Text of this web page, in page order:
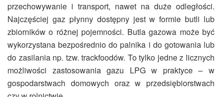
przechowywanie i transport, nawet na duże odległości.
Najczęściej gaz płynny dostępny jest w formie butli lub
zbiorników o różnej pojemności. Butla gazowa może być
wykorzystana bezpośrednio do palnika i do gotowania lub
do zasilania np. tzw. trackfoodów. To tylko jedne z licznych
możliwości zastosowania gazu LPG w praktyce – w
gospodarstwach domowych oraz w przedsiębiorstwach